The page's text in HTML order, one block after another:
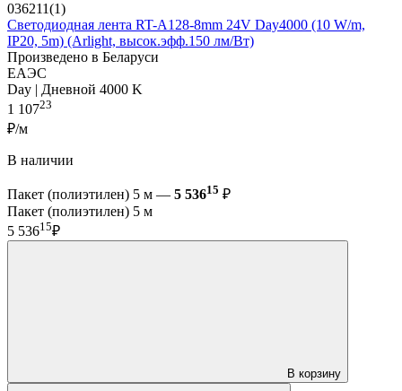
036211(1)
Светодиодная лента RT-A128-8mm 24V Day4000 (10 W/m,
IP20, 5m) (Arlight, высок.эфф.150 лм/Вт)
Произведено в Беларуси
ЕАЭС
Day | Дневной 4000 K
1 10723
₽/м
В наличии
Пакет (полиэтилен) 5 м — 5 53615 ₽
Пакет (полиэтилен) 5 м
5 53615₽
В корзину